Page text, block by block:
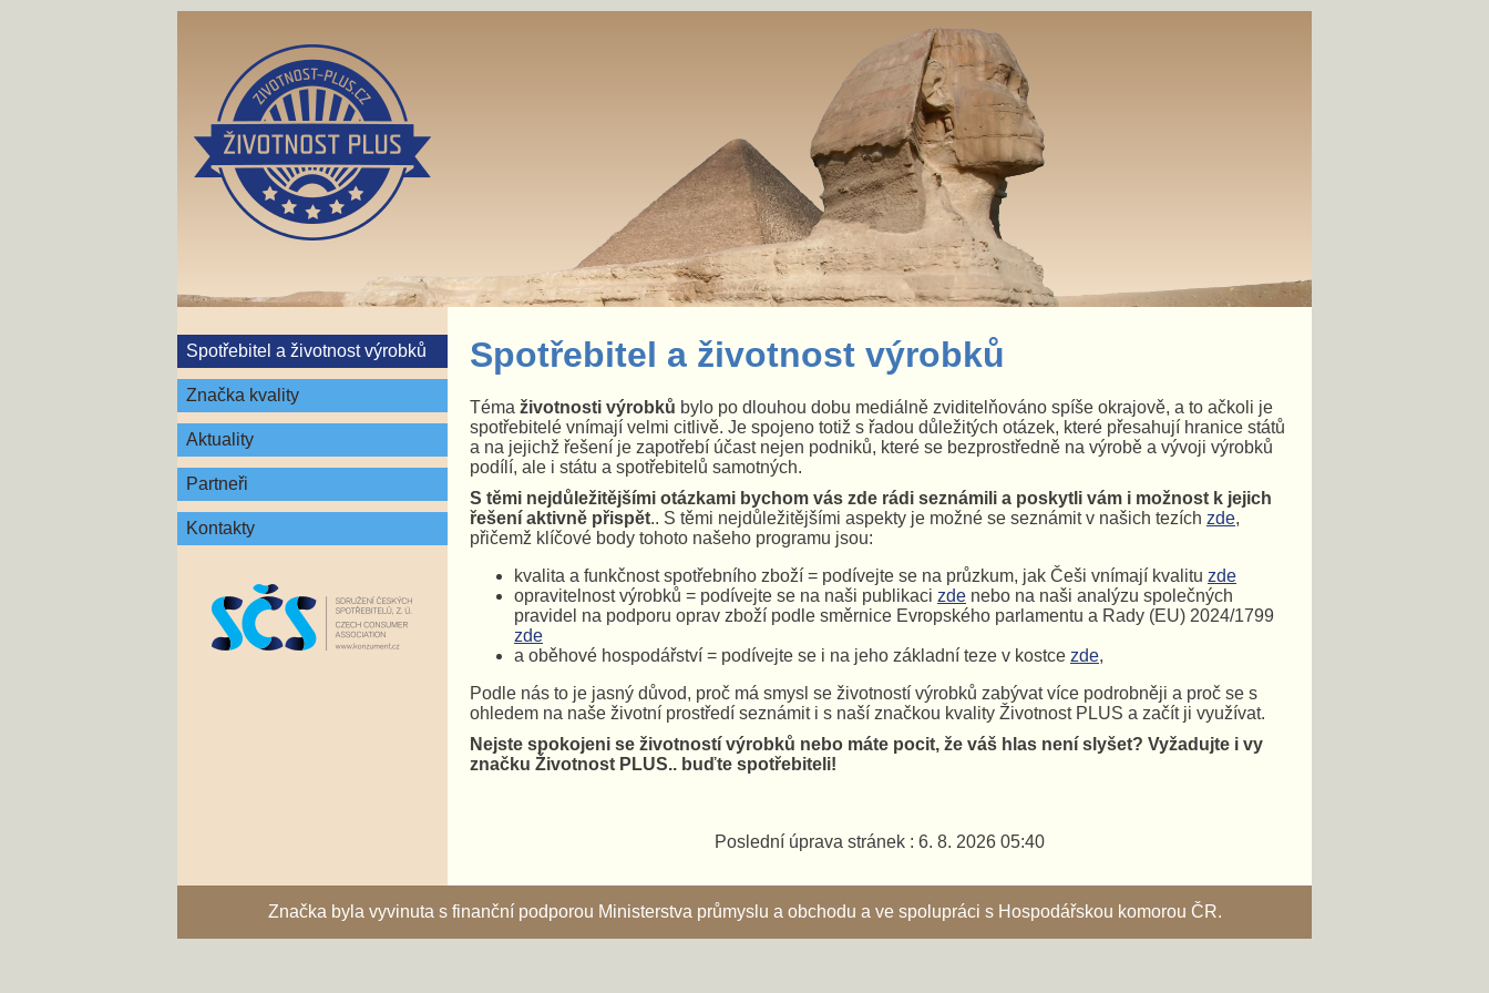
Spotřebitel a životnost výrobků
Značka kvality
Aktuality
Partneři
Kontakty
Spotřebitel a životnost výrobků
Téma životnosti výrobků bylo po dlouhou dobu mediálně zviditelňováno spíše okrajově, a to ačkoli je
spotřebitelé vnímají velmi citlivě. Je spojeno totiž s řadou důležitých otázek, které přesahují hranice států
a na jejichž řešení je zapotřebí účast nejen podniků, které se bezprostředně na výrobě a vývoji výrobků
podílí, ale i státu a spotřebitelů samotných.
S těmi nejdůležitějšími otázkami bychom vás zde rádi seznámili a poskytli vám i možnost k jejich
řešení aktivně přispět.. S těmi nejdůležitějšími aspekty je možné se seznámit v našich tezích zde,
přičemž klíčové body tohoto našeho programu jsou:
kvalita a funkčnost spotřebního zboží = podívejte se na průzkum, jak Češi vnímají kvalitu zde
opravitelnost výrobků = podívejte se na naši publikaci zde nebo na naši analýzu společných
pravidel na podporu oprav zboží podle směrnice Evropského parlamentu a Rady (EU) 2024/1799
zde
a oběhové hospodářství = podívejte se i na jeho základní teze v kostce zde,
Podle nás to je jasný důvod, proč má smysl se životností výrobků zabývat více podrobněji a proč se s
ohledem na naše životní prostředí seznámit i s naší značkou kvality Životnost PLUS a začít ji využívat.
Nejste spokojeni se životností výrobků nebo máte pocit, že váš hlas není slyšet? Vyžadujte i vy
značku Životnost PLUS.. buďte spotřebiteli!
Poslední úprava stránek : 6. 8. 2026 05:40
Značka byla vyvinuta s finanční podporou Ministerstva průmyslu a obchodu a ve spolupráci s Hospodářskou komorou ČR.